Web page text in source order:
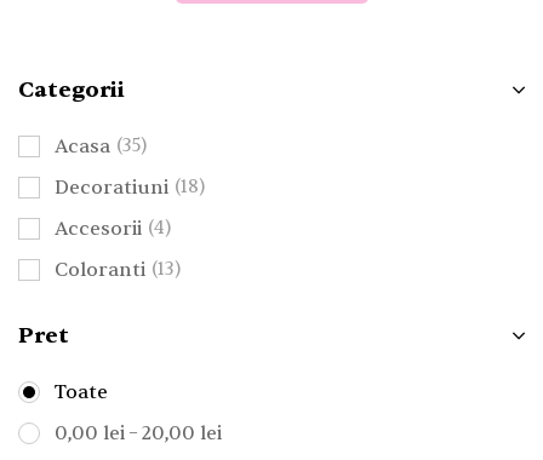
Categorii
Acasa (35)
Decoratiuni (18)
Accesorii (4)
Coloranti (13)
Pret
Toate
0,00 lei – 20,00 lei